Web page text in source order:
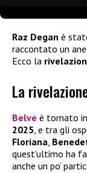
Raz Degan è
raccontato un
Ecco la
La
Belve è tornato
2025, e tra gli
Floriana,
quest’ultimo ha
anche un po’